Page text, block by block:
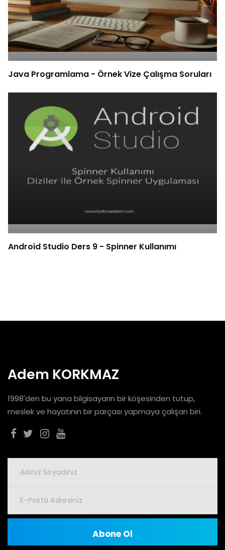
Java Programlama - Örnek Vize Çalışma Soruları
Android Studio Ders 9 - Spinner Kullanımı
Adem KORKMAZ
1998'den bu yana bilgisayarın bir köşesinden tutup,
meslek ve hayatının bir parçası yapmaya çalışan biri.